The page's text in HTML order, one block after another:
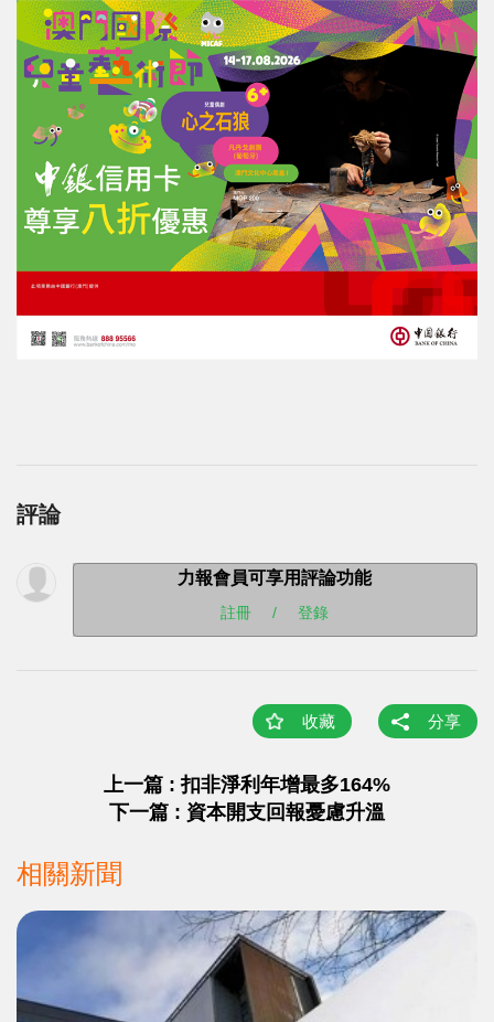
評論
力報會員可享用評論功能
註冊 / 登錄
收藏 分享
上一篇 : 扣非淨利年增最多164%
下一篇 : 資本開支回報憂慮升溫
相關新聞